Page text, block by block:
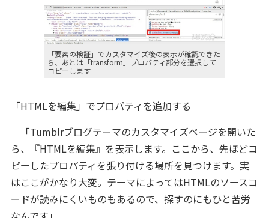
「要素の検証」でカスタマイズ後の表示が確認できた
ら、あとは「transform」プロバティ部分を選択して
コピーします
「HTMLを編集」でプロパティを追加する
「Tumblrブログテーマのカスタマイズページを開いた
ら、『HTMLを編集』を表示します。ここから、先ほどコ
ピーしたプロパティを張り付ける場所を見つけます。実
はここがかなり大変。テーマによってはHTMLのソースコ
ードが読みにくいものもあるので、探すのにもひと苦労